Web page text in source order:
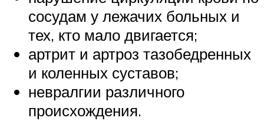
сосудам у лежачих больных и
тех, кто мало двигается;
артрит и артроз тазобедренных
и коленных суставов;
невралгии различного
происхождения.